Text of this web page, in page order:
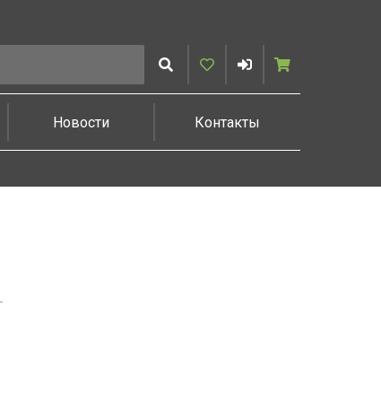
ИскатьИзбранное
ВойтиКорзина
Новости Контакты